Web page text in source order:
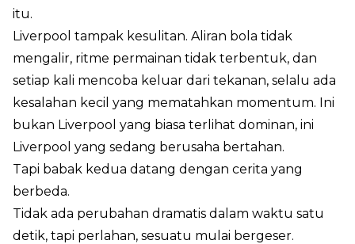
itu.
Liverpool tampak kesulitan. Aliran bola tidak
mengalir, ritme permainan tidak terbentuk, dan
setiap kali mencoba keluar dari tekanan, selalu ada
kesalahan kecil yang mematahkan momentum. Ini
bukan Liverpool yang biasa terlihat dominan, ini
Liverpool yang sedang berusaha bertahan.
Tapi babak kedua datang dengan cerita yang
berbeda.
Tidak ada perubahan dramatis dalam waktu satu
detik, tapi perlahan, sesuatu mulai bergeser.